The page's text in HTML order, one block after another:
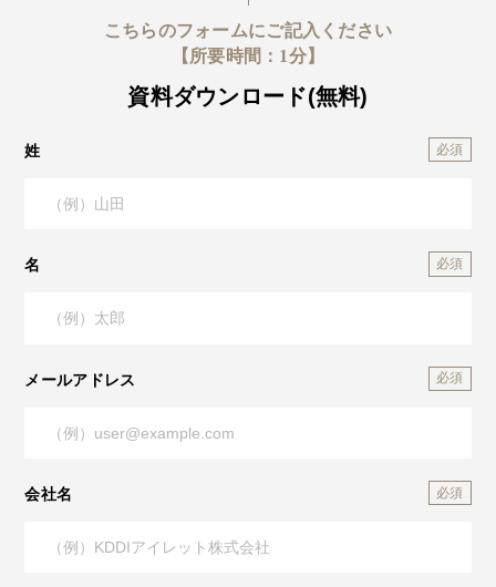
こちらのフォームにご記入ください
【所要時間：1分】
資料ダウンロード(無料)
姓
名
メールアドレス
会社名